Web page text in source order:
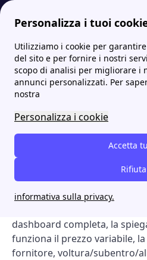
Personalizza i tuoi
Utilizziamo i cookie per
del sito e per fornire i nostri
scopo di analisi per migliorare i
annunci personalizzati. Per
nostra
Personalizza i cookie
Accetta
Rifiuta
informativa sulla privacy.
Papernest.it More Tutte le offerte luce e gas di Octopus Energy
Offerte
prezzo
2026
Su questa pagina trovi tutte
a prezzo variabile
mercato libero, confrontate
prezzo, durata, codice
dashboard completa, la
funziona il prezzo variabile,
fornitore, voltura/subentro/